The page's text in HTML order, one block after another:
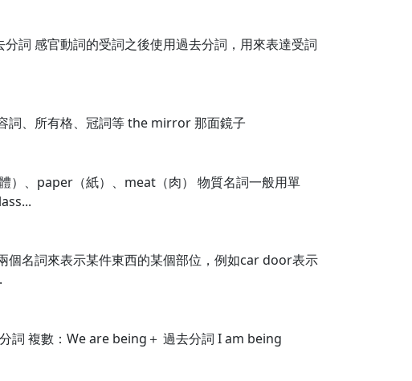
詞 感官動詞的受詞之後使用過去分詞，用來表達受詞
詞、所有格、冠詞等 the mirror 那面鏡子
）、paper（紙）、meat（肉） 物質名詞一般用單
個名詞來表示某件東西的某個部位，例如car door表示
詞 複數：We are being＋ 過去分詞 I am being